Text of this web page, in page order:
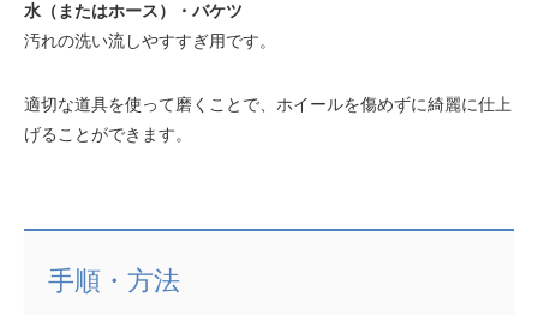
水（またはホース）・バケツ
汚れの洗い流しやすすぎ用です。
適切な道具を使って磨くことで、ホイールを傷めずに綺麗に仕上
げることができます。
手順・方法